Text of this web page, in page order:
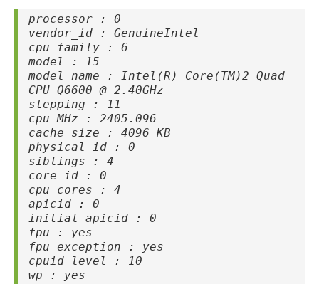
processor : 0
vendor_id : GenuineIntel
cpu family : 6
model : 15
model name : Intel(R) Core(TM)2 Quad
CPU Q6600 @ 2.40GHz
stepping : 11
cpu MHz : 2405.096
cache size : 4096 KB
physical id : 0
siblings : 4
core id : 0
cpu cores : 4
apicid : 0
initial apicid : 0
fpu : yes
fpu_exception : yes
cpuid level : 10
wp : yes